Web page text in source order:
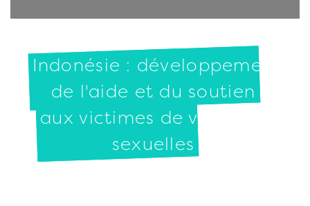
Indonésie : développement
de l'aide et du soutien
aux victimes de violences
sexuelles